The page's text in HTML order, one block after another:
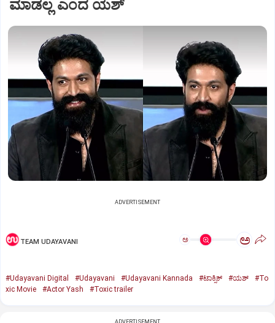
ಮಾಡಲ್ಲ ಎಂದ ಯಶ್
ADVERTISEMENT
TEAM UDAYAVANI ಅ ಅ
#Udayavani Digital #Udayavani #Udayavani Kannada #ಟಾಕ್ಸಿಕ್‌ #ಯಶ್‌
#To
xic Movie
#Actor Yash #Toxic trailer